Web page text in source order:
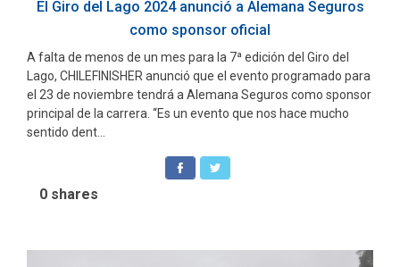
El Giro del Lago 2024 anunció a Alemana Seguros
como sponsor oficial
A falta de menos de un mes para la 7ª edición del Giro del
Lago, CHILEFINISHER anunció que el evento programado para
el 23 de noviembre tendrá a Alemana Seguros como sponsor
principal de la carrera. “Es un evento que nos hace mucho
sentido dent...
0 shares